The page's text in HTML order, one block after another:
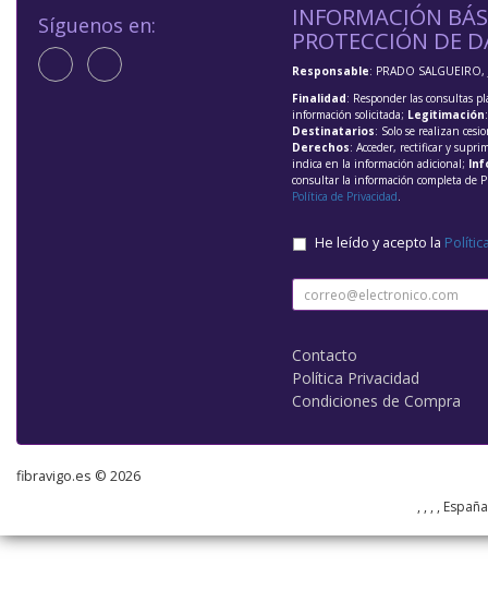
Síguenos en: INFORMACIÓN
PROTECCIÓN DE
Responsable: PRADO SALGUEIRO,
Finalidad: Responder las consultas
información solicitada; Legitimación
Destinatarios: Solo se realizan
Derechos: Acceder, rectificar y
indica en la información adicional;
consultar la información completa de
Política de Privacidad.
He leído y acepto la
Contacto
Política Privacidad
Condiciones de Compra
fibravigo.es © 2026
, , , ,